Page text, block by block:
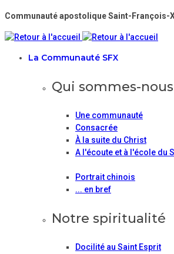
Communauté apostolique Saint-François-
La Communauté SFX
Qui sommes-
Une communauté
Consacrée
À la suite du Christ
A l'écoute et à l'école du
Portrait chinois
... en bref
Notre spiritualité
Docilité au Saint Esprit